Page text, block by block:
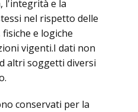
l'integrità e la
nel rispetto delle
e logiche
vigenti.I dati non
altri soggetti diversi
conservati per la